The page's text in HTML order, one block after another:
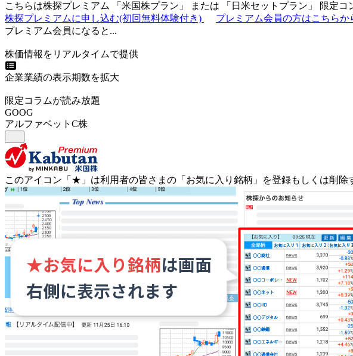
こちらは株探プレミアム 「 米国株プラン 」 または 「 日米セットプラン 」 限定コ
株探プレミアムに申し込む(初回無料体験付き)
プレミアム会員の方はこちらか
プレミアム会員になると...
株価情報をリアルタイムで提供
企業業績の表示期数を拡大
限定コラムが読み放題
GOOG
アルファベットC株
このアイコン 「★」 は利用者の皆さまの 「お気に入り銘柄」を登録もしくは削除